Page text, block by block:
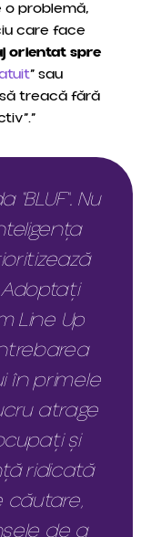
problemă,
care face
orientat spre
” sau
să treacă fără
Nu
Line Up
în primele
atrage
și
ridicată